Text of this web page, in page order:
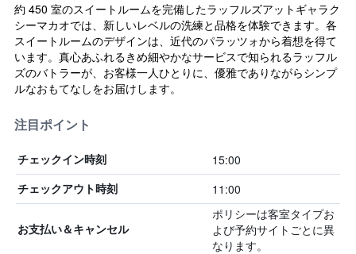
約 450 室のスイートルームを完備したラッフルズアットギャラク
シーマカオでは、新しいレベルの洗練と品格を体験できます。各
スイートルームのデザインは、近代のパラッツォから着想を得て
います。真心あふれるきめ細やかなサービスで知られるラッフル
ズのバトラーが、お客様一人ひとりに、優雅でありながらシンプ
ルなおもてなしをお届けします。
注目ポイント
チェックイン時刻 15:00
チェックアウト時刻 11:00
お支払い＆キャンセル
ポリシーは客室タイプお
よび予約サイトごとに異
なります。